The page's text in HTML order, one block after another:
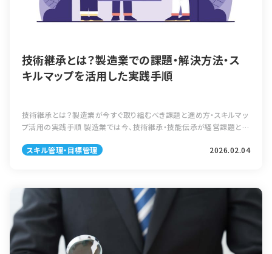
技術継承とは？製造業での課題・解決方法・ス
キルマップを活用した実践手順
技術継承とは？製造業が今すぐ取り組むべき課題と進め方・スキルマッ
プ活用の実践手順 製造業では今、技術継承・技能伝承が経営課題とし
不足が進むなか、長年培ってき […]
スキル管理・目標管理 2026.02.04